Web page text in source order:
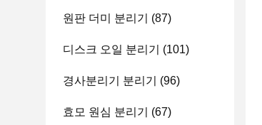
원판 더미 분리기 (87)
디스크 오일 분리기 (101)
경사분리기 분리기 (96)
효모 원심 분리기 (67)